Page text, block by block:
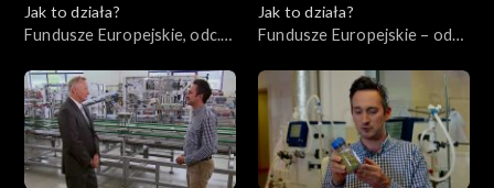
Jak to działa?
Fundusze Europejskie, odc.
Jak to działa?
Fundusze Europejskie – odc.